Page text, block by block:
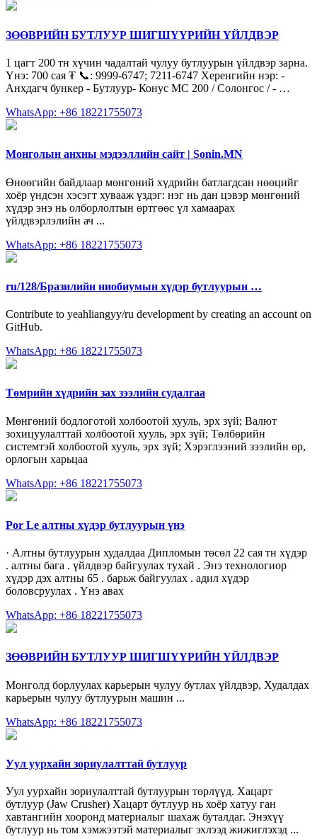
ЗӨӨВРИЙН БУТЛУУР ШИГШҮҮРИЙН ҮЙЛДВЭР
1 цагт 200 тн хүчин чадалтай чулуу бутлуурын үйлдвэр зарна.
Үнэ: 700 сая ₮ 📞: 9999-6747; 7211-6747 Херенгийн нэр: -
Анхдагч бункер - Бутлуур- Конус МС 200 / Солонгос / - …
WhatsApp: +86 18221755073
Монголын анхны мэдээллийн сайт | Sonin.MN
Өнөөгийн байдлаар мөнгөний хүдрийн батлагдсан нөөцийг
хоёр үндсэн хэсэгт хувааж үздэг: нэг нь дан цэвэр мөнгөний
хүдэр энэ нь олборлолтын өртгөөс үл хамаарах
үйлдвэрлэлийн ач ...
WhatsApp: +86 18221755073
ru/128/Бразилийн ниобиумын хүдэр бутлуурын …
Contribute to yeahliangyy/ru development by creating an account on
GitHub.
WhatsApp: +86 18221755073
Төмрийн хүдрийн зах зээлийн судалгаа
Мөнгөний бодлоготой холбоотой хууль, эрх зүй; Валют
зохицуулалттай холбоотой хууль, эрх зүй; Төлбөрийн
системтэй холбоотой хууль, эрх зүй; Хэрэглээний зээлийн өр,
орлогын харьцаа
WhatsApp: +86 18221755073
Por Le алтны хүдэр бутлуурын үнэ
· Алтны бутлуурын худалдаа Дипломын төсөл 22 сая тн хүдэр
. алтны бага . үйлдвэр байгуулах тухай . Энэ технологиор
хүдэр дэх алтны 65 . барьж байгуулах . адил хүдэр
боловсруулах . Үнэ авах
WhatsApp: +86 18221755073
ЗӨӨВРИЙН БУТЛУУР ШИГШҮҮРИЙН ҮЙЛДВЭР
Монголд борлуулах карьерын чулуу бутлах үйлдвэр, Худалдах
карьерын чулуу бутлуурын машин ...
WhatsApp: +86 18221755073
Уул уурхайн зориулалттай бутлуур
Уул уурхайн зориулалттай бутлуурын төрлүүд. Хацарт
бутлуур (Jaw Crusher) Хацарт бутлуур нь хоёр хатуу ган
хавтангийн хооронд материалыг шахаж буталдаг. Энэхүү
бутлуур нь том хэмжээтэй материалыг эхлээд жижиглэхэд ...